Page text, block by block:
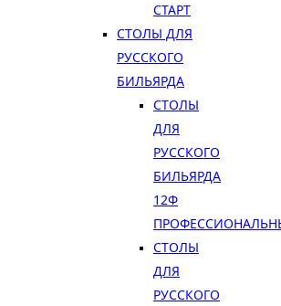
СТАРТ
СТОЛЫ ДЛЯ
РУССКОГО
БИЛЬЯРДА
СТОЛЫ
ДЛЯ
РУССКОГО
БИЛЬЯРДА
12Ф
СТОЛЫ
ДЛЯ
РУССКОГО